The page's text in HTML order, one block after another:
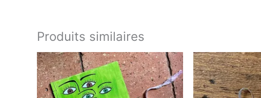
Produits similaires